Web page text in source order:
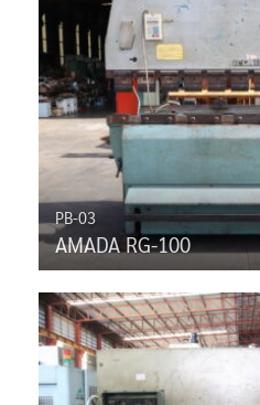
PB-03
AMADA RG-100